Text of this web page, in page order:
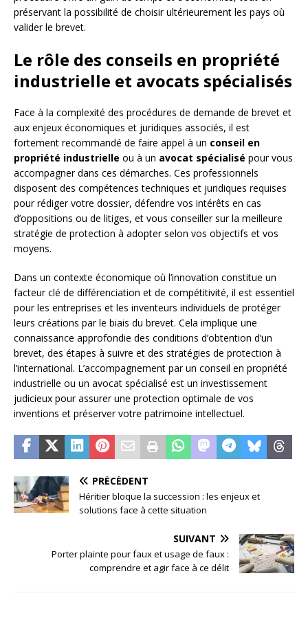
préservant la possibilité de choisir ultérieurement les pays où
valider le brevet.
Le rôle des conseils en propriété
industrielle et avocats spécialisés
Face à la complexité des procédures de demande de brevet et
aux enjeux économiques et juridiques associés, il est
fortement recommandé de faire appel à un conseil en
propriété industrielle ou à un avocat spécialisé pour vous
accompagner dans ces démarches. Ces professionnels
disposent des compétences techniques et juridiques requises
pour rédiger votre dossier, défendre vos intérêts en cas
d’oppositions ou de litiges, et vous conseiller sur la meilleure
stratégie de protection à adopter selon vos objectifs et vos
moyens.
Dans un contexte économique où l’innovation constitue un
facteur clé de différenciation et de compétitivité, il est essentiel
pour les entreprises et les inventeurs individuels de protéger
leurs créations par le biais du brevet. Cela implique une
connaissance approfondie des conditions d’obtention d’un
brevet, des étapes à suivre et des stratégies de protection à
l’international. L’accompagnement par un conseil en propriété
industrielle ou un avocat spécialisé est un investissement
judicieux pour assurer une protection optimale de vos
inventions et préserver votre patrimoine intellectuel.
PRÉCÉDENT
Héritier bloque la succession : les enjeux et
solutions face à cette situation
SUIVANT
Porter plainte pour faux et usage de faux :
comprendre et agir face à ce délit